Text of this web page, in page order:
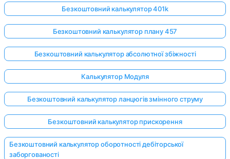
Безкоштовний калькулятор 401k
Безкоштовний калькулятор плану 457
Безкоштовний калькулятор абсолютної збіжності
Калькулятор Модуля
Безкоштовний калькулятор ланцюгів змінного струму
Безкоштовний калькулятор прискорення
Безкоштовний калькулятор оборотності дебіторської
заборгованості